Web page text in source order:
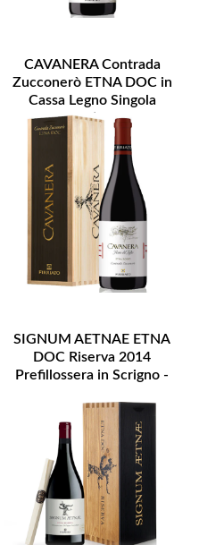
CAVANERA Contrada
Zucconerò ETNA DOC in
Cassa Legno Singola
Bottiglia
SIGNUM AETNAE ETNA
DOC Riserva 2014
Prefillossera in Scrigno -